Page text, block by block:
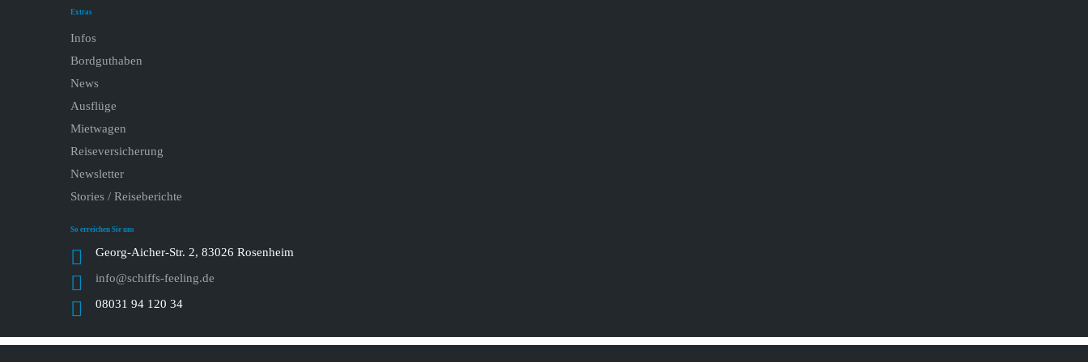
Extras
Infos
Bordguthaben
News
Ausflüge
Mietwagen
Reiseversicherung
Newsletter
Stories / Reiseberichte
So erreichen Sie uns
Georg-Aicher-Str. 2, 83026 Rosenheim
info@schiffs-feeling.de
08031 94 120 34